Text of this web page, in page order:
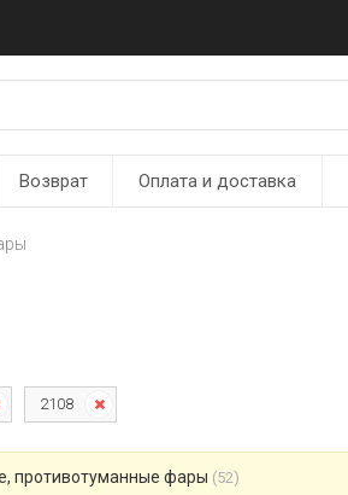
Возврат Оплата и доставка
2108
противотуманные фары (52)